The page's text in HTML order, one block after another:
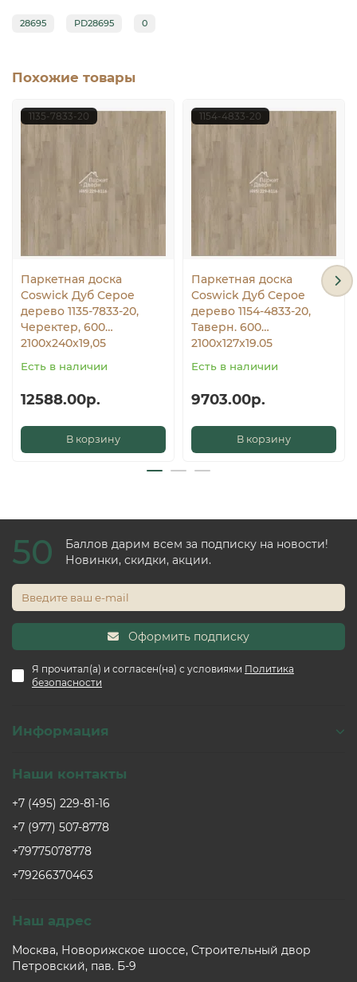
28695 PD28695 0
Похожие товары
1135-7833-20
Паркетная доска
Coswick Дуб Серое
дерево 1135-7833-20,
Черектер, 600…
2100x240x19,05
Есть в наличии
12588.00р.
В корзину
1154-4833-20
Паркетная доска
Coswick Дуб Серое
дерево 1154-4833-20,
Таверн. 600…
2100x127x19.05
Есть в наличии
9703.00р.
В корзину
50
Баллов дарим всем за подписку на новости!
Новинки, скидки, акции.
Оформить подписку
Я прочитал(а) и согласен(на) с условиями Политика
безопасности
Информация
Наши контакты
+7 (495) 229-81-16
+7 (977) 507-8778
+79775078778
+79266370463
Наш адрес
Москва, Новорижское шоссе, Строительный двор
Петровский, пав. Б-9